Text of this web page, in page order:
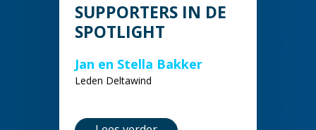
SUPPORTERS IN DE
SPOTLIGHT
Jan en Stella Bakker
Leden Deltawind